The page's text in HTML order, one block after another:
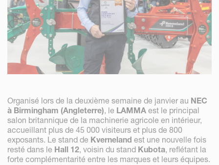
Organisé lors de la deuxième semaine de janvier au NEC
à Birmingham (Angleterre), le LAMMA est le principal
salon britannique de la machinerie agricole en intérieur,
accueillant plus de 45 000 visiteurs et plus de 800
exposants. Le stand de Kverneland est une nouvelle fois
resté dans le Hall 12, voisin du stand Kubota, reflétant la
forte complémentarité entre les marques et leurs équipes.